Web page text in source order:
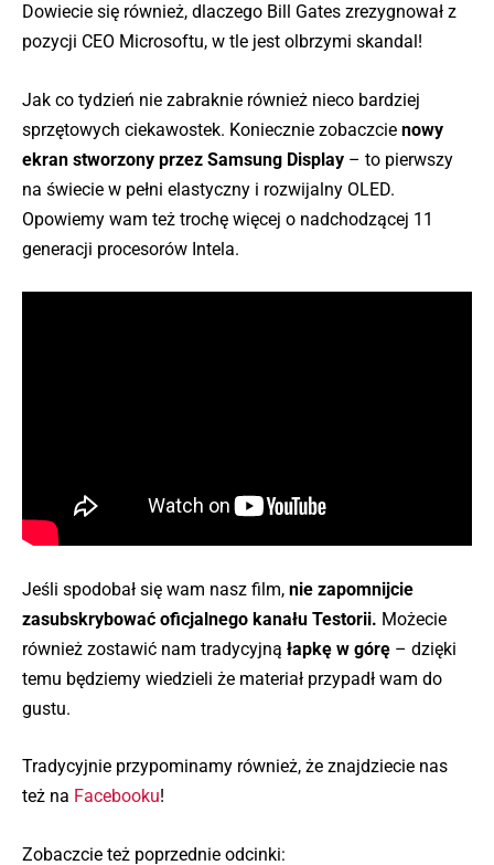
Dowiecie się również, dlaczego Bill Gates zrezygnował z
pozycji CEO Microsoftu, w tle jest olbrzymi skandal!
Jak co tydzień nie zabraknie również nieco bardziej
sprzętowych ciekawostek. Koniecznie zobaczcie nowy
ekran stworzony przez Samsung Display – to pierwszy
na świecie w pełni elastyczny i rozwijalny OLED.
Opowiemy wam też trochę więcej o nadchodzącej 11
generacji procesorów Intela.
Jeśli spodobał się wam nasz film, nie zapomnijcie
zasubskrybować oficjalnego kanału Testorii. Możecie
również zostawić nam tradycyjną łapkę w górę – dzięki
temu będziemy wiedzieli że materiał przypadł wam do
gustu.
Tradycyjnie przypominamy również, że znajdziecie nas
też na Facebooku!
Zobaczcie też poprzednie odcinki: